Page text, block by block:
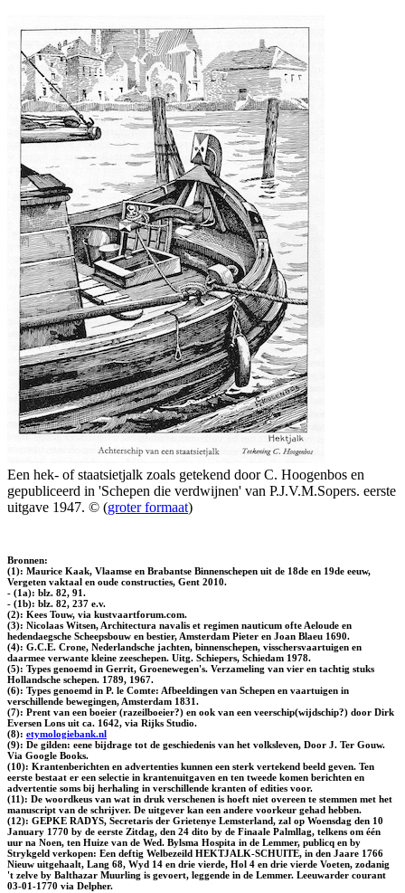
Een hek- of staatsietjalk zoals getekend door C. Hoogenbos en
gepubliceerd in 'Schepen die verdwijnen' van P.J.V.M.Sopers. eerste
uitgave 1947. © (groter formaat)
Bronnen:
(1): Maurice Kaak, Vlaamse en Brabantse Binnenschepen uit de 18de en 19de eeuw,
Vergeten vaktaal en oude constructies, Gent 2010.
- (1a): blz. 82, 91.
- (1b): blz. 82, 237 e.v.
(2): Kees Touw, via kustvaartforum.com.
(3): Nicolaas Witsen, Architectura navalis et regimen nauticum ofte Aeloude en
hedendaegsche Scheepsbouw en bestier, Amsterdam Pieter en Joan Blaeu 1690.
(4): G.C.E. Crone, Nederlandsche jachten, binnenschepen, visschersvaartuigen en
daarmee verwante kleine zeeschepen. Uitg. Schiepers, Schiedam 1978.
(5): Types genoemd in Gerrit, Groenewegen's. Verzameling van vier en tachtig stuks
Hollandsche schepen. 1789, 1967.
(6): Types genoemd in P. le Comte: Afbeeldingen van Schepen en vaartuigen in
verschillende bewegingen, Amsterdam 1831.
(7): Prent van een boeier (razeilboeier?) en ook van een veerschip(wijdschip?) door Dirk
Eversen Lons uit ca. 1642, via Rijks Studio.
(8): etymologiebank.nl
(9): De gilden: eene bijdrage tot de geschiedenis van het volksleven, Door J. Ter Gouw.
Via Google Books.
(10): Krantenberichten en advertenties kunnen een sterk vertekend beeld geven. Ten
eerste bestaat er een selectie in krantenuitgaven en ten tweede komen berichten en
advertentie soms bij herhaling in verschillende kranten of edities voor.
(11): De woordkeus van wat in druk verschenen is hoeft niet overeen te stemmen met het
manuscript van de schrijver. De uitgever kan een andere voorkeur gehad hebben.
(12): GEPKE RADYS, Secretaris der Grietenye Lemsterland, zal op Woensdag den 10
January 1770 by de eerste Zitdag, den 24 dito by de Finaale Palmllag, telkens om één
uur na Noen, ten Huize van de Wed. Bylsma Hospita in de Lemmer, publicq en by
Strykgeld verkopen: Een deftig Welbezeild HEKTJALK-SCHUITE, in den Jaare 1766
Nieuw uitgehaalt, Lang 68, Wyd 14 en drie vierde, Hol 4 en drie vierde Voeten, zodanig
't zelve by Balthazar Muurling is gevoert, leggende in de Lemmer. Leeuwarder courant
03-01-1770 via Delpher.